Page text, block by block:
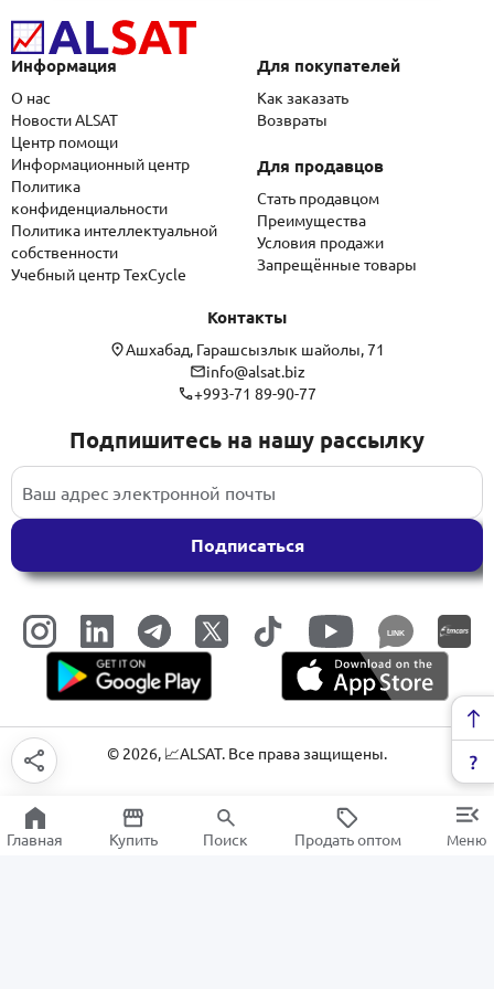
Информация
О нас
Новости ALSAT
Центр помощи
Информационный центр
Политика
конфиденциальности
Политика интеллектуальной
собственности
Учебный центр TexCycle
Для покупателей
Как заказать
Возвраты
Для продавцов
Стать продавцом
Преимущества
Условия продажи
Запрещённые товары
Контакты
Ашхабад, Гарашсызлык шайолы, 71
info@alsat.biz
+993-71 89-90-77
Подпишитесь на нашу рассылку
Подписаться
LINK
© 2026, 📈ALSAT. Все права защищены.
Главная Купить Поиск Продать оптом Меню